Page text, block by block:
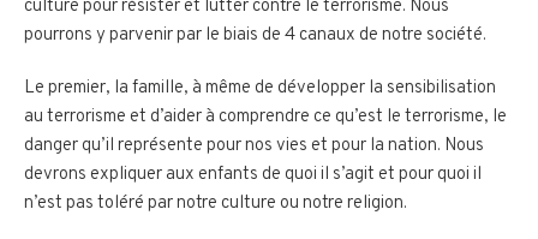
culture pour résister et lutter contre le terrorisme. Nous
pourrons y parvenir par le biais de 4 canaux de notre société.
Le premier, la famille, à même de développer la sensibilisation
au terrorisme et d’aider à comprendre ce qu’est le terrorisme, le
danger qu’il représente pour nos vies et pour la nation. Nous
devrons expliquer aux enfants de quoi il s’agit et pour quoi il
n’est pas toléré par notre culture ou notre religion.